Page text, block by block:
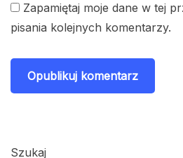
Zapamiętaj moje dane w tej
pisania kolejnych komentarzy.
Szukaj